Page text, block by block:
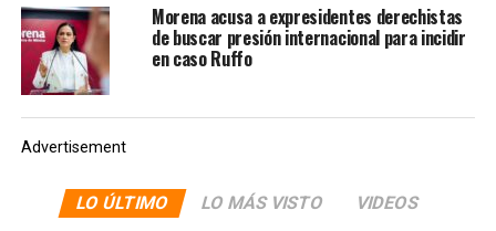
Morena acusa a expresidentes derechistas
de buscar presión internacional para incidir
en caso Ruffo
Advertisement
LO ÚLTIMO LO MÁS VISTO VIDEOS